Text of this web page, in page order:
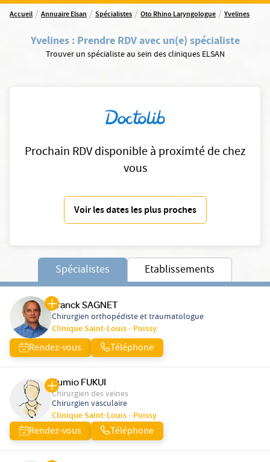
Accueil / Annuaire Elsan / Spécialistes / Oto Rhino Laryngologue / Yvelines
Yvelines: Prendre RDV avec un(e) spécialiste
Trouver un spécialiste au sein des cliniques ELSAN
Prochain RDV disponible à proximté de chez
vous
Voir les dates les plus proches
Spécialistes Etablissements
Franck SAGNET
Chirurgien orthopédiste et traumatologue
Clinique Saint-Louis - Poissy
Rendez-vous Téléphone
Sumio FUKUI
Chirurgien des veines
Chirurgien vasculaire
Clinique Saint-Louis - Poissy
Rendez-vous Téléphone